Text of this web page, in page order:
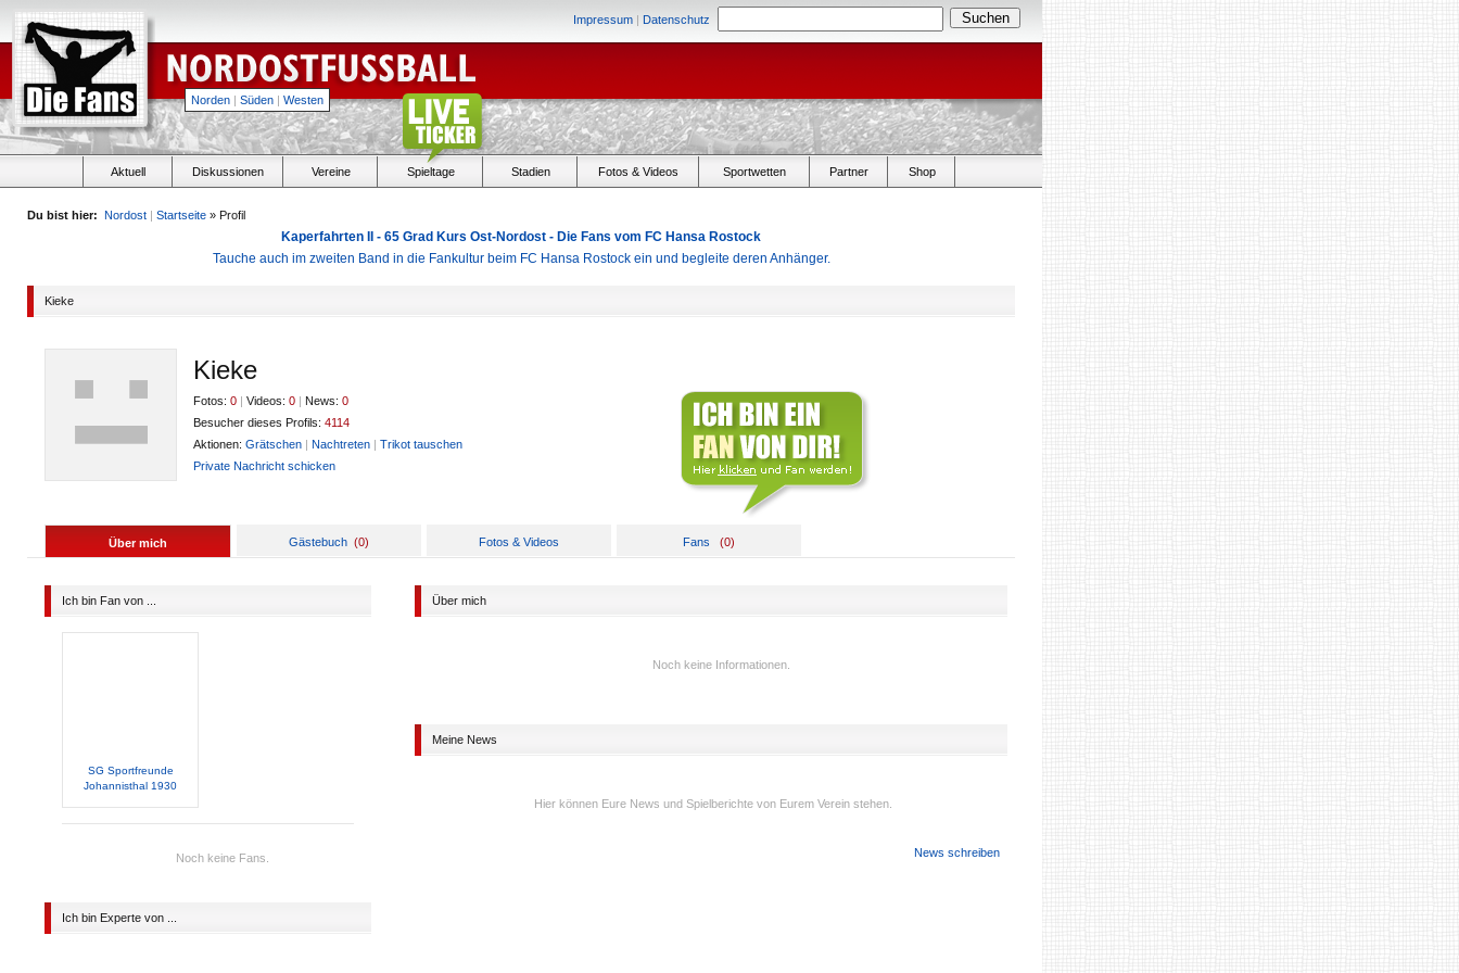
Impressum | Datenschutz
Norden | Süden | Westen
Aktuell Diskussionen Vereine Spieltage Stadien Fotos & Videos Sportwetten Partner Shop
Du bist hier: Nordost | Startseite » Profil
Kaperfahrten II - 65 Grad Kurs Ost-Nordost - Die Fans vom FC Hansa Rostock
Tauche auch im zweiten Band in die Fankultur beim FC Hansa Rostock ein und begleite deren Anhänger.
Kieke
Kieke
Fotos: 0 | Videos: 0 | News: 0
Besucher dieses Profils: 4114
Aktionen: Grätschen | Nachtreten | Trikot tauschen
Private Nachricht schicken
Über mich Gästebuch (0) Fotos & Videos Fans (0)
Ich bin Fan von ...
SG Sportfreunde
Johannisthal 1930
Noch keine Fans.
Ich bin Experte von ...
Über mich
Noch keine Informationen.
Meine News
Hier können Eure News und Spielberichte von Eurem Verein stehen.
News schreiben